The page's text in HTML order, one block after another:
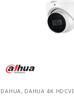
DAHUA, DAHUA 4K HDCVI